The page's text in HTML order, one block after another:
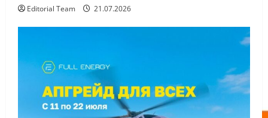
Editorial Team 21.07.2026